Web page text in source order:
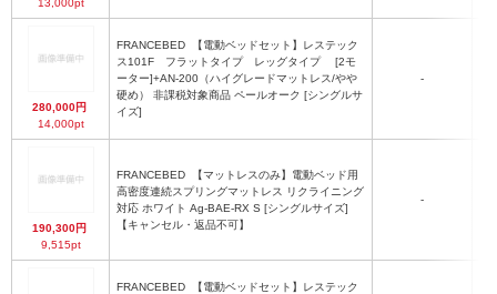
13,000pt
280,000円
14,000pt
FRANCEBED
ス101F フラットタイプ レッグタイプ [2モ
ーター]+AN-200（ハイグレードマットレス/やや
硬め） 非課税対象商品 ペールオーク [シングルサ
イズ]
-
190,300円
9,515pt
FRANCEBED
高密度連続スプリングマットレス リクライニング
対応 ホワイト Ag-BAE-RX S [シングルサイズ]
【キャンセル・返品不可】
-
FRANCEBED